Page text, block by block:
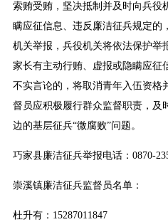
索贿受贿，坚决抵制并及时向兵役
瞒应征信息、违反廉洁征兵规定的
机关举报，兵役机关将依法保护举
家长有主动行贿、虚报或隐瞒应征
不实言论的，将取消青年入伍资格
督员应积极履行群众监督职责，及
边的基层征兵“微腐败”问题。
巧家县廉洁征兵举报电话：0870-
崇溪镇廉洁征兵监督员名单：
杜升有：15287011847